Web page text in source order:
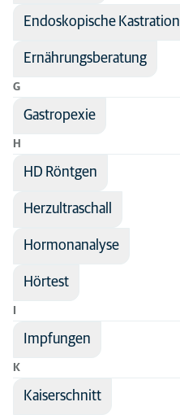
Endoskopische Kastration
Ernährungsberatung
G
Gastropexie
H
HD Röntgen
Herzultraschall
Hormonanalyse
Hörtest
Impfungen
K
Kaiserschnitt